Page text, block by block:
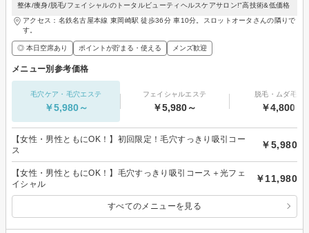
整体/痩身/脱毛/フェイシャルのトータルビューティヘルスケアサロン!"高技術&低価格
アクセス：名鉄名古屋本線 東岡崎駅 徒歩36分 車10分。スロットオータさんの隣りで
す。
◎ 本日空席あり ポイントが貯まる・使える メンズ歓迎
メニュー別参考価格
毛穴ケア・毛穴エステ
￥5,980～
フェイシャルエステ
￥5,980～
脱毛・ムダ毛処
￥4,800～
【女性・男性ともにOK！】初回限定！毛穴すっきり吸引コー
ス
￥5,980
【女性・男性ともにOK！】毛穴すっきり吸引コース＋光フェ
イシャル
￥11,980
すべてのメニューを見る